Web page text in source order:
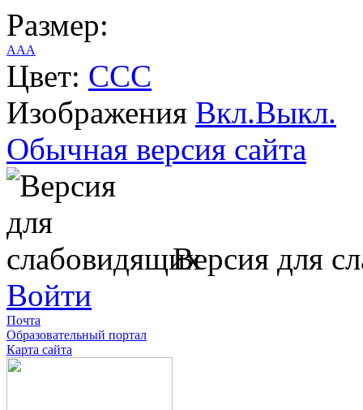
Размер:
AAA
Цвет: CCC
Изображения Вкл.Выкл.
Обычная версия сайта
Версия для
Войти
Почта
Образовательный портал
Карта сайта